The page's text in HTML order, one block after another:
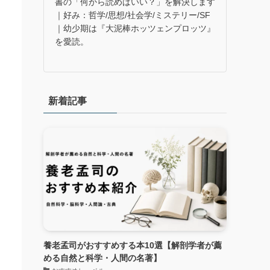
｜好み：哲学/思想/社会学/ミステリー/SF
｜幼少期は『大泥棒ホッツェンプロッツ』
を愛読。
新着記事
養老孟司がおすすめする本10選【解剖学者が薦
める自然と科学・人間の名著】